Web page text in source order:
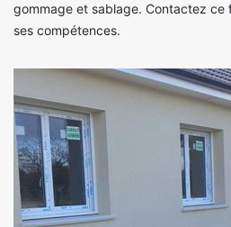
gommage et sablage. Contactez
ses compétences.